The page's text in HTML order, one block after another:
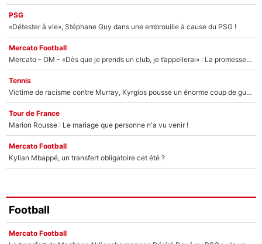
PSG
«Détester à vie», Stéphane Guy dans une embrouille à cause du PSG !
Mercato Football
Mercato - OM - «Dès que je prends un club, je t’appellerai» : La promesse de Marcelino au moment de claquer la porte
Tennis
Victime de racisme contre Murray, Kyrgios pousse un énorme coup de gueule !
Tour de France
Marion Rousse : Le mariage que personne n'a vu venir !
Mercato Football
Kylian Mbappé, un transfert obligatoire cet été ?
Football
Mercato Football